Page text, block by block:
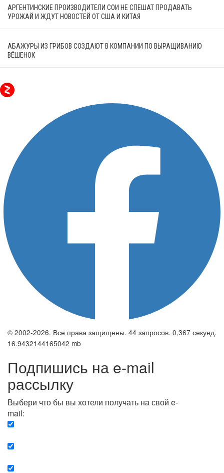
АРГЕНТИНСКИЕ ПРОИЗВОДИТЕЛИ СОИ НЕ СПЕШАТ ПРОДАВАТЬ
УРОЖАЙ И ЖДУТ НОВОСТЕЙ ОТ США И КИТАЯ
АБАЖУРЫ ИЗ ГРИБОВ СОЗДАЮТ В КОМПАНИИ ПО ВЫРАЩИВАНИЮ
ВЁШЕНОК
© 2002-2026. Все права защищены. 44 запросов. 0,367 секунд.
16.9432144165042 mb
Подпишись на e-mail
рассылку
Выбери что бы вы хотели получать на свой e-
mail: